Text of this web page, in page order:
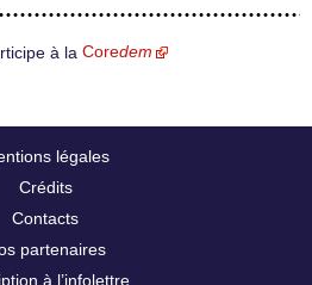
à la Coredem
légales
Crédits
Contacts
partenaires
à l’infolettre